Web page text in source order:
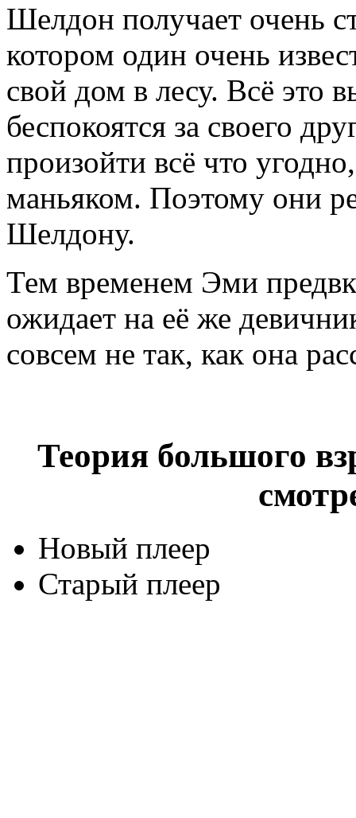
Шелдон получает очень
котором один очень
свой дом в лесу. Всё это
беспокоятся за своего
произойти всё что
маньяком. Поэтому они
Шелдону.
Тем временем Эми
ожидает на её же
совсем не так, как она
Теория большого
Новый плеер
Старый плеер